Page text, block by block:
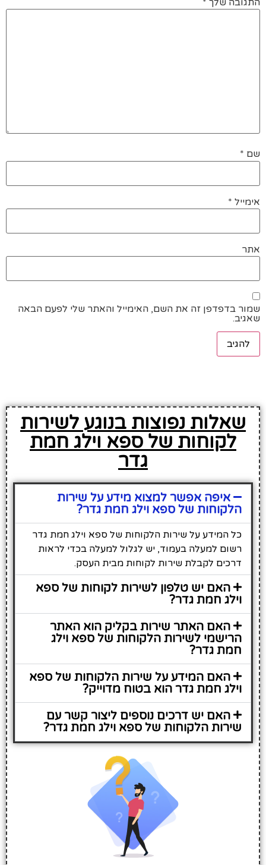
התגובה שלך *
שם *
אימייל *
אתר
שמור בדפדפן זה את השם, האימייל והאתר שלי לפעם הבאה
שאגיב.
שאלות נפוצות בנוגע לשירות
לקוחות של ספא וילג חמת
גדר
איפה אפשר למצוא מידע על שירות
הלקוחות של ספא וילג חמת גדר?
כל המידע על שירות הלקוחות של ספא וילג חמת גדר
רשום למעלה בעמוד, יש לגלול למעלה בכדי לראות
דרכים לקבלת שירות לקוחות מבית העסק.
האם יש טלפון לשירות לקוחות של ספא
וילג חמת גדר?
האם האתר שירות בקליק הוא האתר
הרישמי לשירות הלקוחות של ספא וילג
חמת גדר?
האם המידע על שירות הלקוחות של ספא
וילג חמת גדר הוא בטוח מדוייק?
האם יש דרכים נוספים ליצור קשר עם
שירות הלקוחות של ספא וילג חמת גדר?